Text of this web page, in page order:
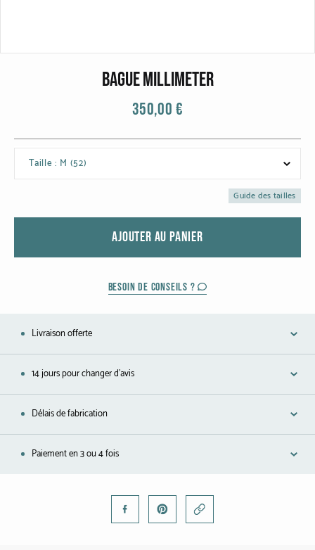
MATIERES
Platine
L'Homme
Oddity
Bague millimeter
350,00 €
Taille : M (52)
Guide des tailles
AJOUTER AU PANIER
BESOIN DE CONSEILS ?
Livraison offerte
14 jours pour changer d'avis
Délais de fabrication
Paiement en 3 ou 4 fois